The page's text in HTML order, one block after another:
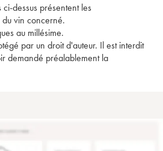
dessus présentent les
du vin concerné.
au millésime.
par un droit d'auteur. Il est interdit
demandé préalablement la